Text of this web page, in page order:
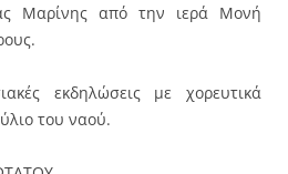
Μαρίνης από την ιερά Μονή
εκδηλώσεις με χορευτικά
του ναού.